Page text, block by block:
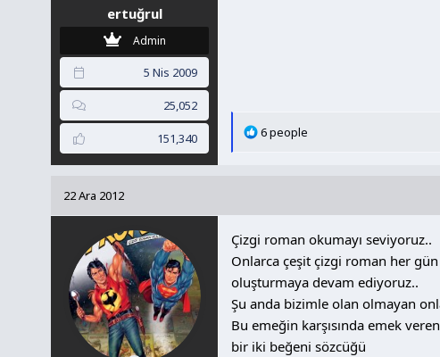
ertuğrul
Admin
5 Nis 2009
25,052
151,340
T
l
e
r
6 people
22 Ara 2012
Çizgi roman okumayı seviyoruz..
Onlarca çeşit çizgi roman her
oluşturmaya devam ediyoruz..
Şu anda bizimle olan olmayan
Bu emeğin karşısında emek
bir iki beğeni sözcüğü